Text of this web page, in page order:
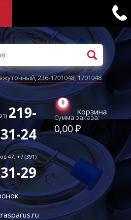
,236-1701048,1701048
219-
31-24
47: +7 (391)
29
0
Корзина
Сумма заказа:
0,00 ₽